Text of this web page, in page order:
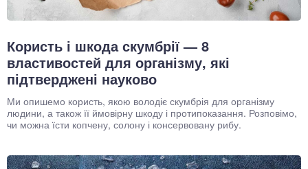
Користь і шкода скумбрії — 8
властивостей для організму, які
підтверджені науково
Ми опишемо користь, якою володіє скумбрія для організму
людини, а також її ймовірну шкоду і протипоказання. Розповімо,
чи можна їсти копчену, солону і консервовану рибу.